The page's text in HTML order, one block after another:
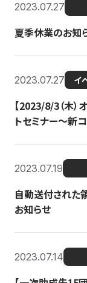
2023.07.27
夏季休業のお知
2023.07.27 イ
【2023/8/3（木）
トセミナー〜新
2023.07.19
自動送付された
お知らせ
2023.07.14